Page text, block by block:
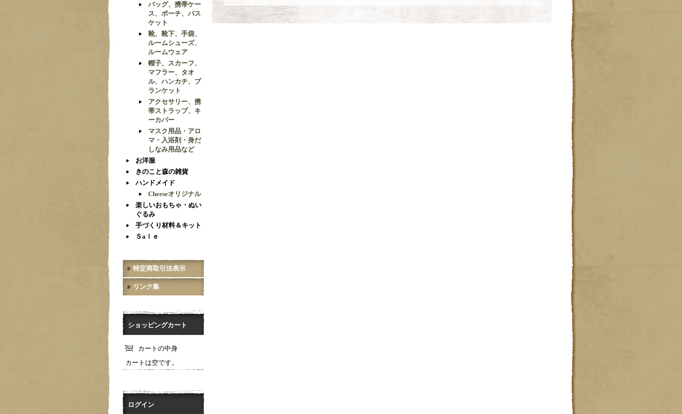
バッグ、携帯ケー
ス、ポーチ、バス
ケット
靴、靴下、手袋、
ルームシューズ、
ルームウェア
帽子、スカーフ、
マフラー、タオ
ル、ハンカチ、ブ
ランケット
アクセサリー、携
帯ストラップ、キ
ーカバー
マスク用品・アロ
マ・入浴剤・身だ
しなみ用品など
お洋服
きのこと森の雑貨
ハンドメイド
Cheeseオリジナル
楽しいおもちゃ・ぬい
ぐるみ
手づくり材料＆キット
Ｓaｌｅ
特定商取引法表示
リンク集
ショッピングカート
カートの中身
カートは空です。
ログイン